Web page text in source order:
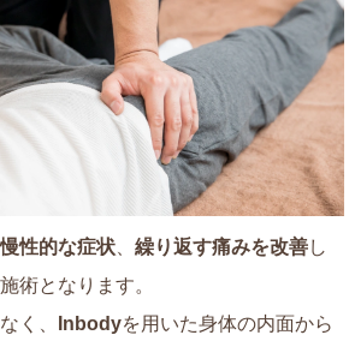
慢性的な症状、 繰り返す痛みを改善し
術となります。
く、
Inbodyを用いた身体の内面から